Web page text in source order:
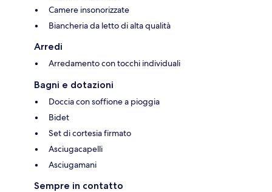
Camere insonorizzate
Biancheria da letto di alta qualità
Arredi
Arredamento con tocchi individuali
Bagni e dotazioni
Doccia con soffione a pioggia
Bidet
Set di cortesia firmato
Asciugacapelli
Asciugamani
Sempre in contatto